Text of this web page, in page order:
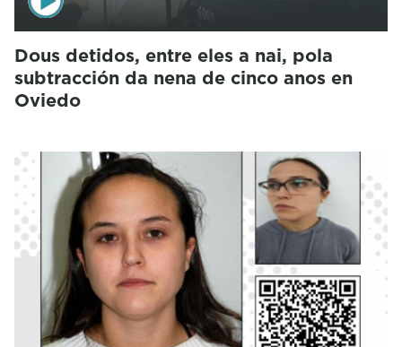
Dous detidos, entre eles a nai, pola
subtracción da nena de cinco anos en
Oviedo